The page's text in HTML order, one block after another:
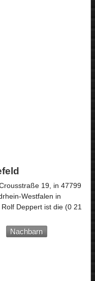
19, in 47799
Westfalen in
Deppert ist die (0 21
Nachbarn